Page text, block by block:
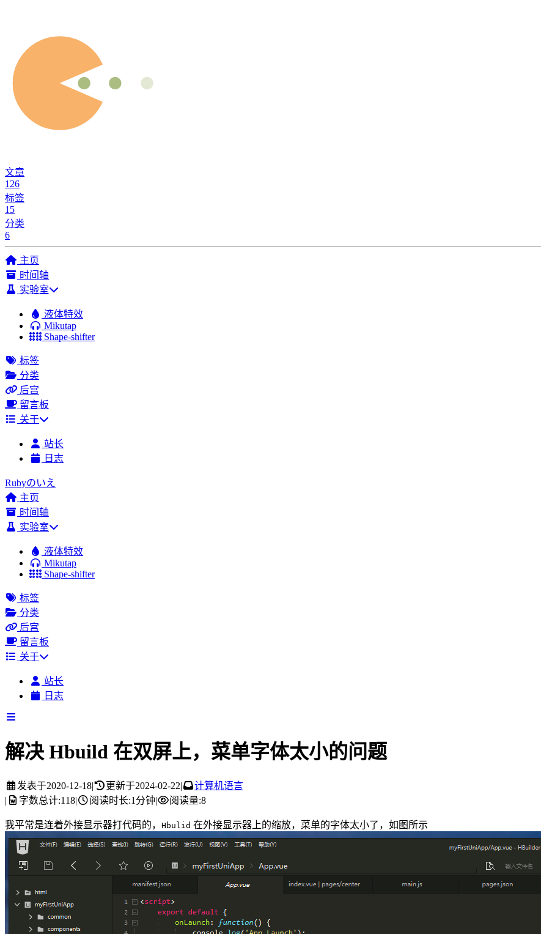
文章
126
标签
15
分类
6
主页
时间轴
实验室
液体特效
Mikutap
Shape-shifter
标签
分类
后宫
留言板
关于
站长
日志
Rubyのいえ
主页
时间轴
实验室
液体特效
Mikutap
Shape-shifter
标签
分类
后宫
留言板
关于
站长
日志
解决 Hbuild 在双屏上，菜单字体太小的问题
发表于2020-12-18| 更新于2024-02-22|
计算机语言
|
字数总计:118| 阅读时长:1分钟| 阅读量:8
我平常是连着外接显示器打代码的， Hbulid 在外接显示器上的缩放，菜单的字体太小了，如图所示